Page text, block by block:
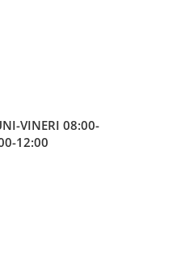
VINERI 08:00-
12:00